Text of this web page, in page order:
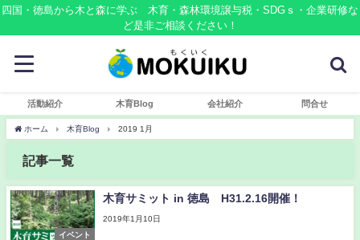
四国・徳島から木と森に学ぶ 木育・森林環境譲与税・SDGｓ・企業研修な
ど是非ご相談ください！
活動紹介 木育Blog 会社紹介 問合せ
ホーム 木育Blog 2019 1月
記事一覧
イベント
木育サミット in 徳島 H31.2.16開催！
2019年1月10日